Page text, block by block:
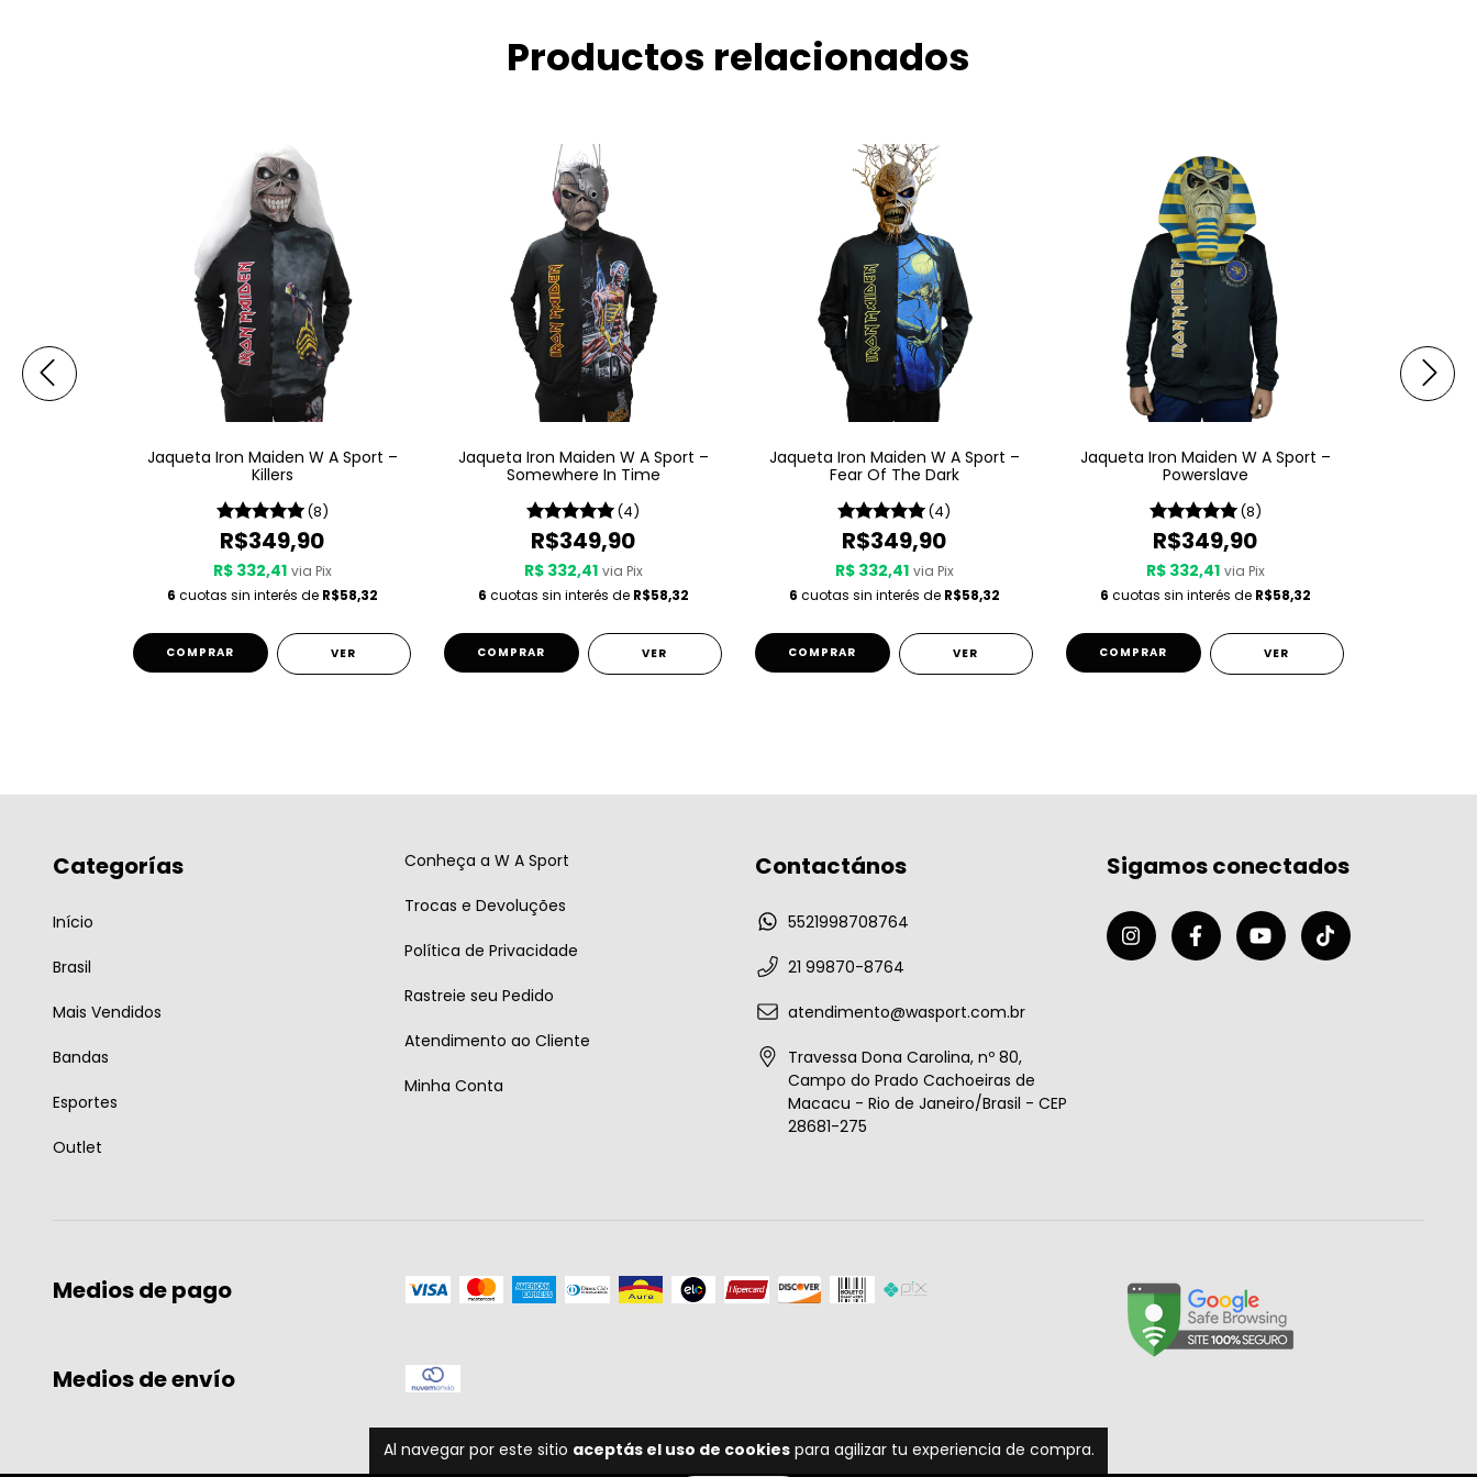
Al navegar por este sitio aceptás el uso de cookiespara agilizar tu experiencia de compra.
Productos relacionados
Jaqueta Iron Maiden W A Sport –
Killers
(8)
R$349,90
R$ 332,41 via Pix
6 cuotas sin interés de R$58,32
COMPRAR VER
Jaqueta Iron Maiden W A Sport –
Somewhere In Time
(4)
R$349,90
R$ 332,41 via Pix
6 cuotas sin interés de R$58,32
COMPRAR VER
Jaqueta Iron Maiden W A Sport –
Fear Of The Dark
(4)
R$349,90
R$ 332,41 via Pix
6 cuotas sin interés de R$58,32
COMPRAR VER
Jaqueta Iron Maiden W A Sport –
Powerslave
(8)
R$349,90
R$ 332,41 via Pix
6 cuotas sin interés de R$58,32
COMPRAR VER
Categorías
Início
Brasil
Mais Vendidos
Bandas
Esportes
Outlet
Conheça a W A Sport
Trocas e Devoluções
Política de Privacidade
Rastreie seu Pedido
Atendimento ao Cliente
Minha Conta
Contactános
5521998708764
21 99870-8764
atendimento@wasport.com.br
Travessa Dona Carolina, nº 80,
Campo do Prado Cachoeiras de
Macacu - Rio de Janeiro/Brasil - CEP
28681-275
Sigamos conectados
Medios de pago
Medios de envío